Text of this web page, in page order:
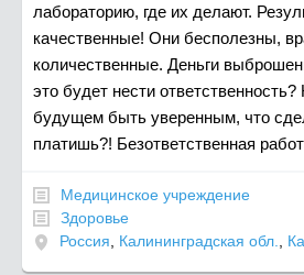
лабораторию, где их делают.
качественные! Они бесполезны,
количественные. Деньги
это будет нести
будущем быть уверенным, что
платишь?! Безответственная
Медицинское учреждение
Здоровье
Россия, Калининградская обл.,